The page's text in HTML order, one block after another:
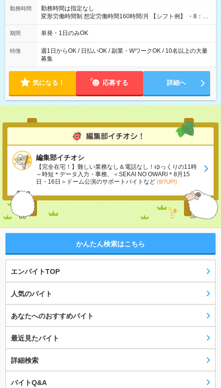
勤務時間
勤務時間は指定なし
変形労働時間制 想定労働時間160時間/月 【シフト例】 ・8：00
～21：00
期間 単発・1日のみOK
特徴
週1日からOK / 日払いOK / 副業・WワークOK / 10名以上の大量
募集
気になる！ 応募する 詳細へ
編集部イチオシ
【完全在宅！】難しい業務なし＆電話なし！ゆっくりの11時
～時短＊データ入力・事務、＜SEKAI NO OWARI＊8月15
日・16日＞ドーム公演のサポートバイトなど (8/7UP!)
かんたん検索はこちら
エンバイトTOP
人気のバイト
あなたへのおすすめバイト
最近見たバイト
詳細検索
バイトQ&A